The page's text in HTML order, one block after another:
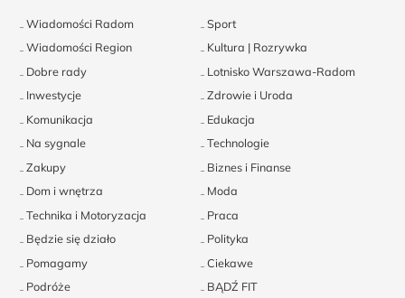
Wiadomości Radom
Sport
Wiadomości Region
Kultura | Rozrywka
Dobre rady
Lotnisko Warszawa-Radom
Inwestycje
Zdrowie i Uroda
Komunikacja
Edukacja
Na sygnale
Technologie
Zakupy
Biznes i Finanse
Dom i wnętrza
Moda
Technika i Motoryzacja
Praca
Będzie się działo
Polityka
Pomagamy
Ciekawe
Podróże
BĄDŹ FIT